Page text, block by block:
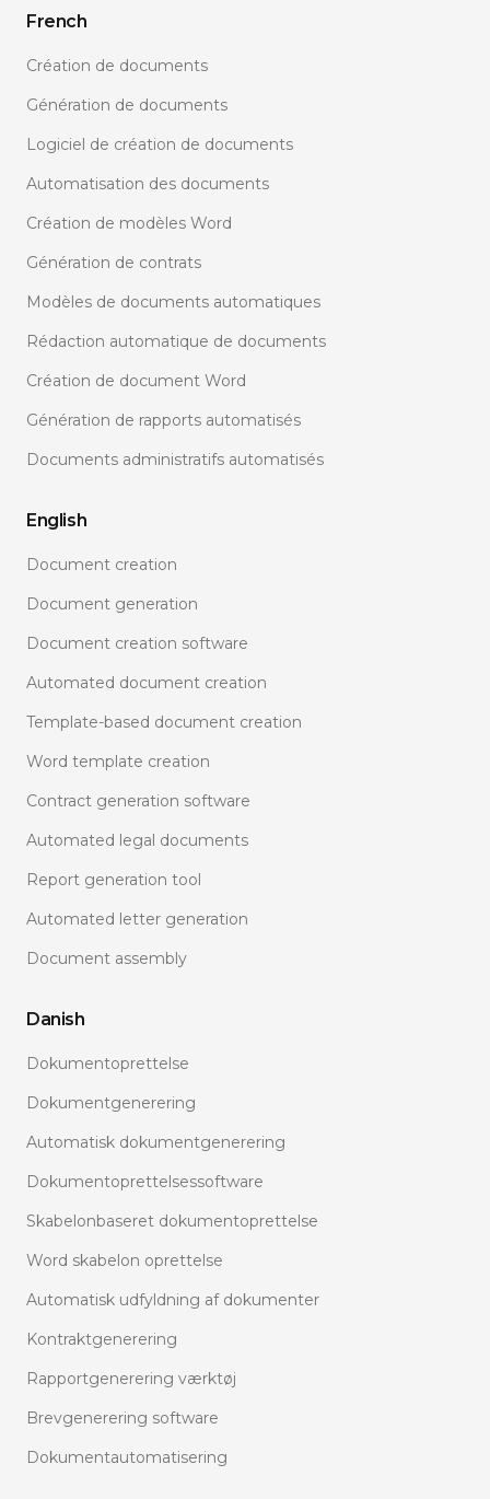
French
Création de documents
Génération de documents
Logiciel de création de documents
Automatisation des documents
Création de modèles Word
Génération de contrats
Modèles de documents automatiques
Rédaction automatique de documents
Création de document Word
Génération de rapports automatisés
Documents administratifs automatisés
English
Document creation
Document generation
Document creation software
Automated document creation
Template-based document creation
Word template creation
Contract generation software
Automated legal documents
Report generation tool
Automated letter generation
Document assembly
Danish
Dokumentoprettelse
Dokumentgenerering
Automatisk dokumentgenerering
Dokumentoprettelsessoftware
Skabelonbaseret dokumentoprettelse
Word skabelon oprettelse
Automatisk udfyldning af dokumenter
Kontraktgenerering
Rapportgenerering værktøj
Brevgenerering software
Dokumentautomatisering